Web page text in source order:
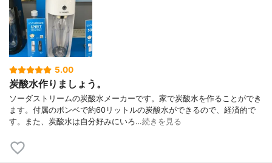
5.00
炭酸水作りましょう。
ソーダストリームの炭酸水メーカーです。家で炭酸水を作ることができ
ます。付属のボンベで約60リットルの炭酸水ができるので、経済的で
す。また、炭酸水は自分好みにいろ…続きを見る